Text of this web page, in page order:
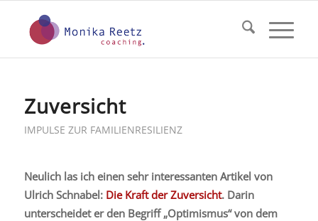
Zuversicht
IMPULSE ZUR FAMILIENRESILIENZ
Neulich las ich einen sehr interessanten Artikel von
Ulrich Schnabel: Die Kraft der Zuversicht. Darin
unterscheidet er den Begriff „Optimismus“ von dem